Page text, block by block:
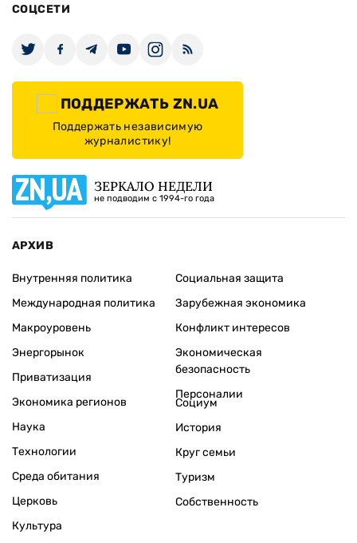
СОЦСЕТИ
ПОДДЕРЖАТЬ ZN.UA
Поддержать независимую
журналистику!
ЗЕРКАЛО НЕДЕЛИ
не подводим с 1994-го года
АРХИВ
Внутренняя политика
Международная политика
Макроуровень
Энергорынок
Приватизация
Экономика регионов
Социальная защита
Зарубежная экономика
Конфликт интересов
Экономическая
безопасность
Персоналии
Наука
Технологии
Среда обитания
Церковь
Культура
Социум
История
Круг семьи
Туризм
Собственность